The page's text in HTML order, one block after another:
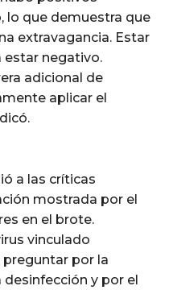
lo que demuestra que
extravagancia. Estar
estar negativo.
adicional de
aplicar el
a las críticas
mostrada por el
en el brote.
vinculado
por la
desinfección y por el